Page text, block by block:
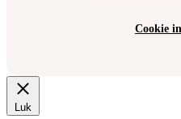
Cookie
Luk